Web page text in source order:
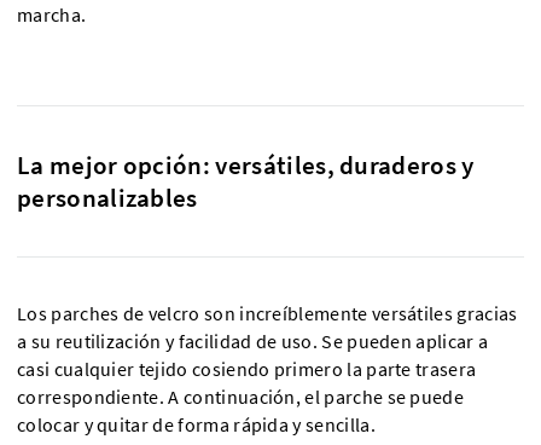
marcha.
La mejor opción: versátiles, duraderos y
personalizables
Los parches de velcro son increíblemente versátiles gracias
a su reutilización y facilidad de uso. Se pueden aplicar a
casi cualquier tejido cosiendo primero la parte trasera
correspondiente. A continuación, el parche se puede
colocar y quitar de forma rápida y sencilla.